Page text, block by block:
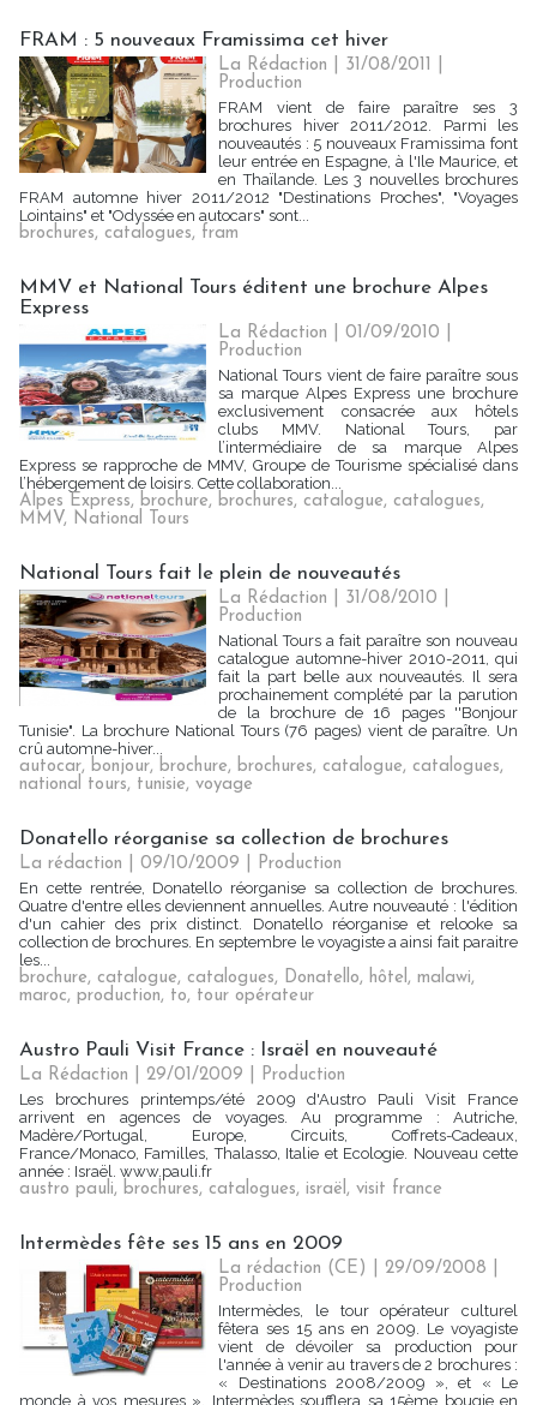
FRAM : 5 nouveaux Framissima cet hiver
La Rédaction | 31/08/2011
Production
FRAM vient de faire paraître ses 3
brochures hiver 2011/2012. Parmi les
nouveautés : 5 nouveaux Framissima font
leur entrée en Espagne, à l'Ile Maurice, et
en Thaïlande. Les 3 nouvelles brochures
FRAM automne hiver 2011/2012 "Destinations Proches", "Voyages
Lointains" et "Odyssée en autocars" sont...
brochures, catalogues, fram
MMV et National Tours éditent une brochure Alpes
Express
La Rédaction | 01/09/2010
Production
National Tours vient de faire paraître sous
sa marque Alpes Express une brochure
exclusivement consacrée aux hôtels
clubs MMV. National Tours, par
l’intermédiaire de sa marque Alpes
Express se rapproche de MMV, Groupe de Tourisme spécialisé dans
l’hébergement de loisirs. Cette collaboration...
Alpes Express, brochure, brochures, catalogue, catalogues,
MMV, National Tours
National Tours fait le plein de nouveautés
La Rédaction | 31/08/2010
Production
National Tours a fait paraître son nouveau
catalogue automne-hiver 2010-2011, qui
fait la part belle aux nouveautés. Il sera
prochainement complété par la parution
de la brochure de 16 pages ''Bonjour
Tunisie". La brochure National Tours (76 pages) vient de paraître. Un
crû automne-hiver...
autocar, bonjour, brochure, brochures, catalogue, catalogues,
national tours, tunisie, voyage
Donatello réorganise sa collection de brochures
La rédaction | 09/10/2009
Production
En cette rentrée, Donatello réorganise sa collection de brochures.
Quatre d'entre elles deviennent annuelles. Autre nouveauté : l'édition
d'un cahier des prix distinct. Donatello réorganise et relooke sa
collection de brochures. En septembre le voyagiste a ainsi fait paraitre
les...
brochure, catalogue, catalogues, Donatello, hôtel, malawi,
maroc, production, to, tour opérateur
Austro Pauli Visit France : Israël en nouveauté
La Rédaction | 29/01/2009
Production
Les brochures printemps/été 2009 d'Austro Pauli Visit France
arrivent en agences de voyages. Au programme : Autriche,
Madère/Portugal, Europe, Circuits, Coffrets-Cadeaux,
France/Monaco, Familles, Thalasso, Italie et Ecologie. Nouveau cette
année : Israël. www.pauli.fr
austro pauli, brochures, catalogues, israël, visit france
Intermèdes fête ses 15 ans en 2009
La rédaction (CE) | 29/09/2008
Production
Intermèdes, le tour opérateur culturel
fêtera ses 15 ans en 2009. Le voyagiste
vient de dévoiler sa production pour
l'année à venir au travers de 2 brochures :
« Destinations 2008/2009 », et « Le
monde à vos mesures ». Intermèdes soufflera sa 15ème bougie en